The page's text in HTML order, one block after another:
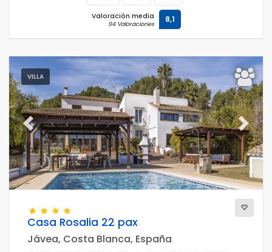
Distancias
Confort
Servicios
Vistas
Categorías adicionales
Valoración media
94 Valoraciones 8,1
VILLA
Previous Next
Casa Rosalia 22 pax
Jávea, Costa Blanca, España